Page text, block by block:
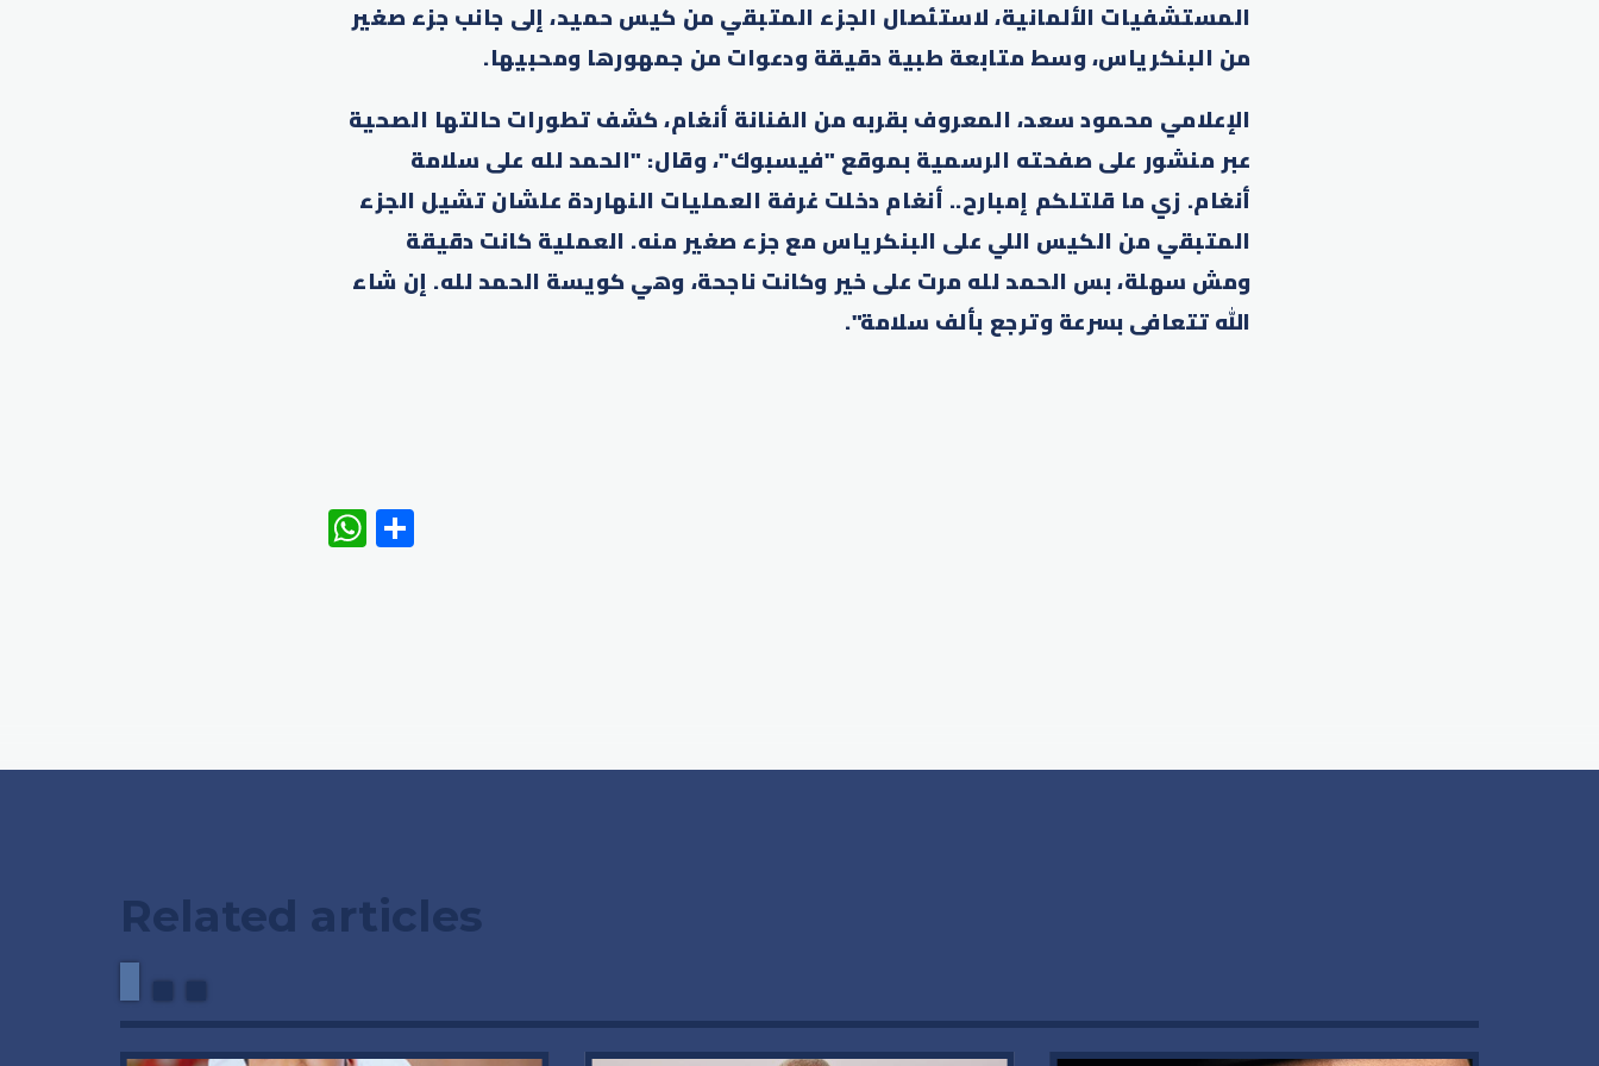
المستشفيات الألمانية، لاستئصال الجزء المتبقي من كيس حميد، إلى جانب جزء صغير
من البنكرياس، وسط متابعة طبية دقيقة ودعوات من جمهورها ومحبيها.
الإعلامي محمود سعد، المعروف بقربه من الفنانة أنغام، كشف تطورات حالتها الصحية
عبر منشور على صفحته الرسمية بموقع "فيسبوك"، وقال: "الحمد لله على سلامة
أنغام. زي ما قلتلكم إمبارح.. أنغام دخلت غرفة العمليات النهاردة علشان تشيل الجزء
المتبقي من الكيس اللي على البنكرياس مع جزء صغير منه. العملية كانت دقيقة
ومش سهلة، بس الحمد لله مرت على خير وكانت ناجحة، وهي كويسة الحمد لله. إن شاء
الله تتعافى بسرعة وترجع بألف سلامة".
WhatsApp
Related articles